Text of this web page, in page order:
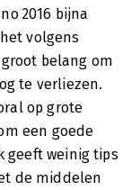
2016 bijna
volgens
belang om
te verliezen.
op grote
een goede
geeft weinig tips
de middelen